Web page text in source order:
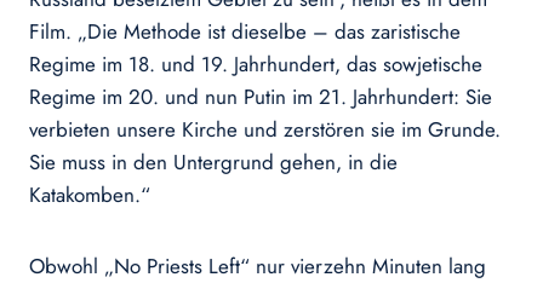
Film. „Die Methode ist dieselbe – das zaristische
Regime im 18. und 19. Jahrhundert, das sowjetische
Regime im 20. und nun Putin im 21. Jahrhundert: Sie
verbieten unsere Kirche und zerstören sie im Grunde.
Sie muss in den Untergrund gehen, in die
Katakomben.“
Obwohl „No Priests Left“ nur vierzehn Minuten lang